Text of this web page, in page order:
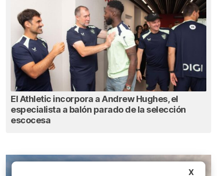
El Athletic incorpora a Andrew Hughes, el
especialista a balón parado de la selección
escocesa
X